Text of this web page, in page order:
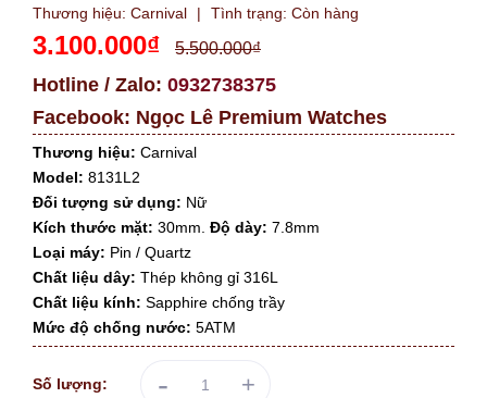
Thương hiệu: Carnival | Tình trạng: Còn hàng
3.100.000₫ 5.500.000₫
Hotline / Zalo: 0932738375
Facebook: Ngọc Lê Premium Watches
Thương hiệu: Carnival
Model: 8131L2
Đối tượng sử dụng: Nữ
Kích thước mặt: 30mm. Độ dày: 7.8mm
Loại máy: Pin / Quartz
Chất liệu dây: Thép không gỉ 316L
Chất liệu kính: Sapphire chống trầy
Mức độ chống nước: 5ATM
Số lượng: - +